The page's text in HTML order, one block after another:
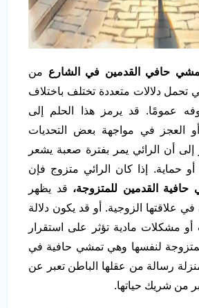
حافي القدمين في الشارع من
تحمل دلالات متعددة تختلف باختلاف
عمومًا. قد يرمز هذا الحلم إلى
العجز في مواجهة بعض التحديات
إلى أن الرائي يمر بفترة صعبة يشعر
أو حماية. إذا كان الرائي متزوج فإن
القدمين للمتزوجة، قد يظهر
علاقتها الزوجية. أو قد يكون دلالة
مشكلات مادية تؤثر على استقرار
لنفسها وهي تمشي حافية في
رسالة من عقلها الباطن تعبر عن
من شريك حياتها.